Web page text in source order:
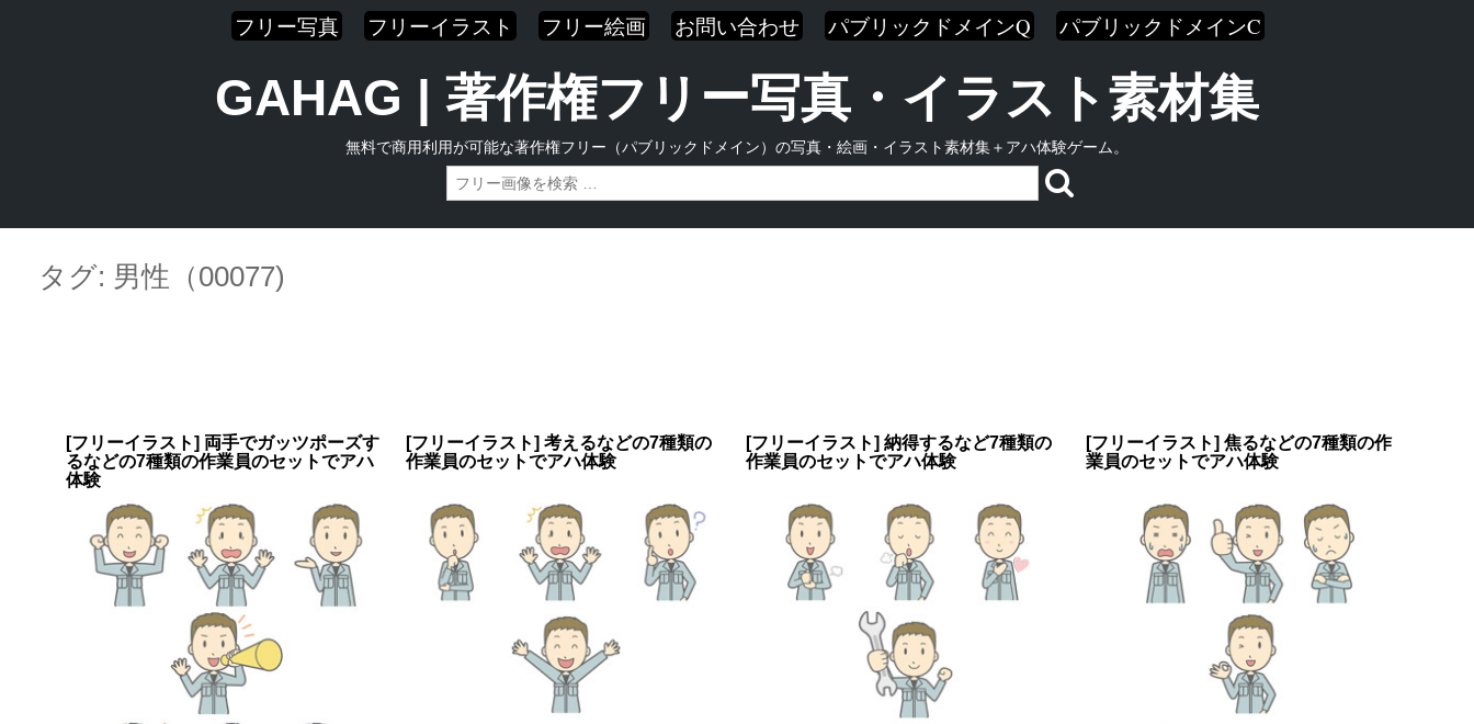
フリー写真 フリーイラスト フリー絵画 お問い合わせ パブリックドメインQ パブリックドメインC
GAHAG | 著作権フリー写真・イラスト素材集
無料で商用利用が可能な著作権フリー（パブリックドメイン）の写真・絵画・イラスト素材集＋アハ体験ゲーム。
contentタグ: 男性（00077)
[フリーイラスト] 両手でガッツポーズす
るなどの7種類の作業員のセットでアハ
体験
[フリーイラスト] 考えるなどの7種類の
作業員のセットでアハ体験
[フリーイラスト] 納得するなど7種類の
作業員のセットでアハ体験
[フリーイラスト] 焦るなどの7種類の作
業員のセットでアハ体験